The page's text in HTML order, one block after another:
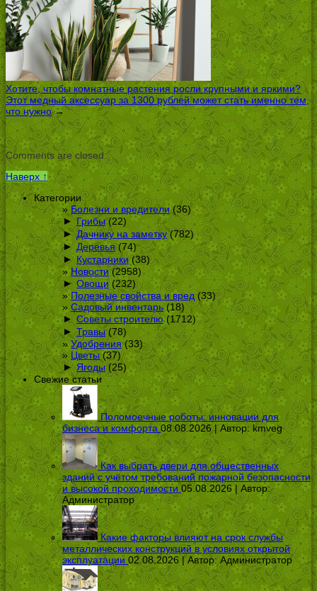
Хотите, чтобы комнатные растения росли крупными и яркими?
Этот медный аксессуар за 1300 рублей может стать именно тем,
что нужно→
Comments are closed.
Наверх ↑
Категории
Болезни и вредители(36)
► Грибы(22)
► Дачнику на заметку(782)
► Деревья(74)
► Кустарники(38)
Новости(2958)
► Овощи(232)
Полезные свойства и вред(33)
Садовый инвентарь (18)
► Советы строителю(1712)
► Травы(78)
Удобрения(33)
Цветы(37)
► Ягоды(25)
Свежие статьи
Поломоечные роботы: инновации для
бизнеса и комфорта 08.08.2026 | Автор: kmveg
Как выбрать двери для общественных
зданий с учётом требований пожарной безопасности
и высокой проходимости 05.08.2026 | Автор:
Администратор
Какие факторы влияют на срок службы
металлических конструкций в условиях открытой
эксплуатации 02.08.2026 | Автор:Администратор